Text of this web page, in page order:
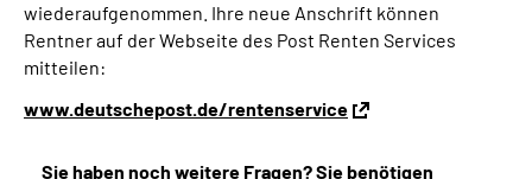
wiederaufgenommen. Ihre neue Anschrift können
Rentner auf der Webseite des Post Renten Services
mitteilen:
www.deutschepost.de/rentenservice
Sie haben noch weitere Fragen? Sie benötigen